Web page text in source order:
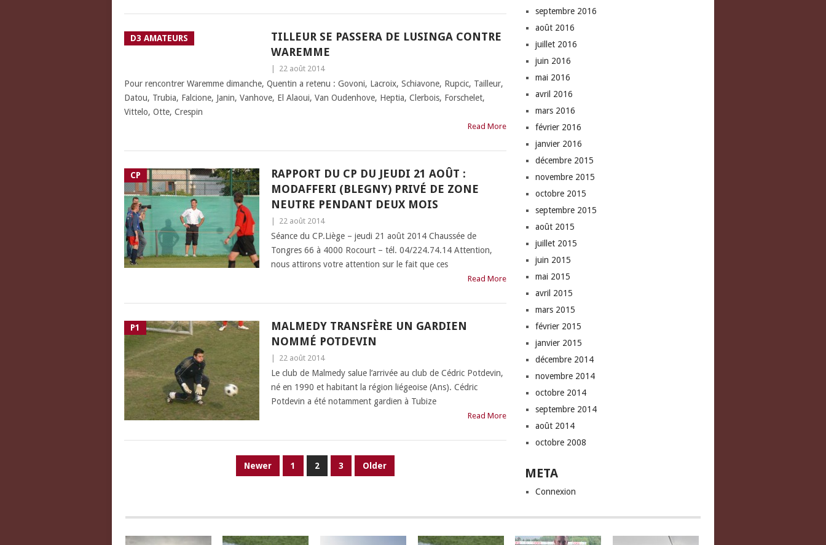
D3 AMATEURS
TILLEUR SE PASSERA DE LUSINGA CONTRE
WAREMME
22 août 2014
Pour rencontrer Waremme dimanche, Quentin a retenu : Govoni, Lacroix, Schiavone, Rupcic, Tailleur,
Datou, Trubia, Falcione, Janin, Vanhove, El Alaoui, Van Oudenhove, Heptia, Clerbois, Forschelet,
Vittelo, Otte, Crespin
Read More
CP
RAPPORT DU CP DU JEUDI 21 AOÛT :
MODAFFERI (BLEGNY) PRIVÉ DE ZONE
NEUTRE PENDANT DEUX MOIS
22 août 2014
Séance du CP.Liège – jeudi 21 août 2014 Chaussée de
Tongres 66 à 4000 Rocourt – tél. 04/224.74.14 Attention,
nous attirons votre attention sur le fait que ces
Read More
P1
MALMEDY TRANSFÈRE UN GARDIEN
NOMMÉ POTDEVIN
22 août 2014
Le club de Malmedy salue l’arrivée au club de Cédric Potdevin,
né en 1990 et habitant la région liégeoise (Ans). Cédric
Potdevin a été notamment gardien à Tubize
Read More
Newer 1 2 3 Older
septembre 2016
août 2016
juillet 2016
juin 2016
mai 2016
avril 2016
mars 2016
février 2016
janvier 2016
décembre 2015
novembre 2015
octobre 2015
septembre 2015
août 2015
juillet 2015
juin 2015
mai 2015
avril 2015
mars 2015
février 2015
janvier 2015
décembre 2014
novembre 2014
octobre 2014
septembre 2014
août 2014
octobre 2008
META
Connexion